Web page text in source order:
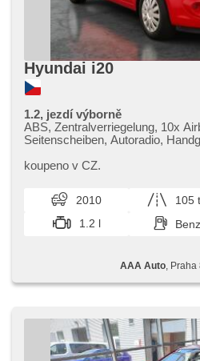
Hyundai i20
1.2, jezdí výborně
ABS, Zentralverriegelung, 10x
Seitenscheiben, Autoradio,
koupeno v CZ.
2010 105
1.2 l
AAA Auto, Praha